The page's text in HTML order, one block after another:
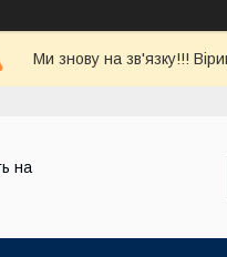
Ми знову на зв'язку!!!
на